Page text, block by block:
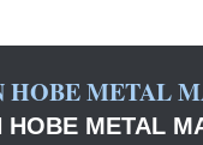
HOBE METAL
HOBE METAL